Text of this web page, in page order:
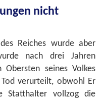
nicht
Reiches wurde aber
nach drei Jahren
seines Volkes
verurteilt, obwohl Er
Statthalter vollzog die